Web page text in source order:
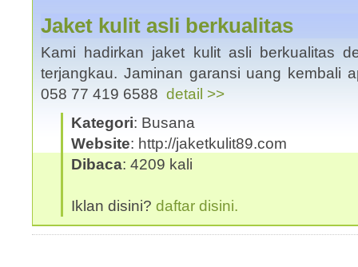
Jaket kulit asli berkualitas
Kami hadirkan jaket kulit asli berkualitas
terjangkau. Jaminan garansi uang kembali
058 77 419 6588 detail >>
Kategori: Busana
Website: http://jaketkulit89.com
Dibaca: 4209 kali
Iklan disini? daftar disini.